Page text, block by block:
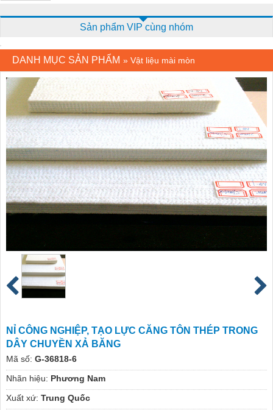
Sản phẩm VIP cùng nhóm
DANH MỤC SẢN PHẨM » Vật liệu mài mòn
NỈ CÔNG NGHIỆP, TẠO LỰC CĂNG TÔN THÉP TRONG
DÂY CHUYỀN XẢ BĂNG
Mã số: G-36818-6
Nhãn hiệu: Phương Nam
Xuất xứ: Trung Quốc